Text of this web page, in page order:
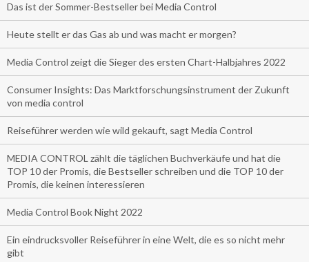
Das ist der Sommer-Bestseller bei Media Control
Heute stellt er das Gas ab und was macht er morgen?
Media Control zeigt die Sieger des ersten Chart-Halbjahres 2022
Consumer Insights: Das Marktforschungsinstrument der Zukunft
von media control
Reiseführer werden wie wild gekauft, sagt Media Control
MEDIA CONTROL zählt die täglichen Buchverkäufe und hat die
TOP 10 der Promis, die Bestseller schreiben und die TOP 10 der
Promis, die keinen interessieren
Media Control Book Night 2022
Ein eindrucksvoller Reiseführer in eine Welt, die es so nicht mehr
gibt